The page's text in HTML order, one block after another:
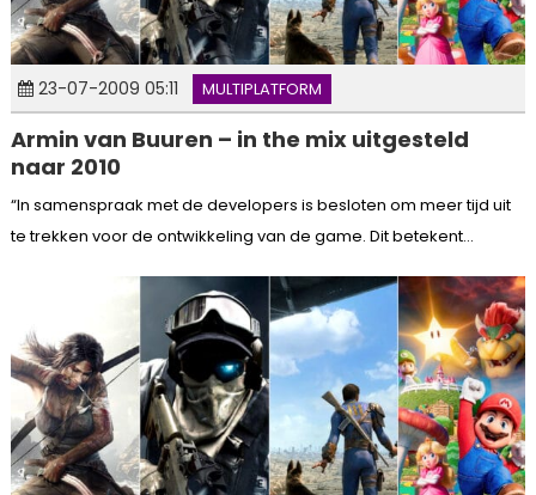
23-07-2009 05:11 MULTIPLATFORM
Armin van Buuren – in the mix uitgesteld
naar 2010
“In samenspraak met de developers is besloten om meer tijd uit
te trekken voor de ontwikkeling van de game. Dit betekent...